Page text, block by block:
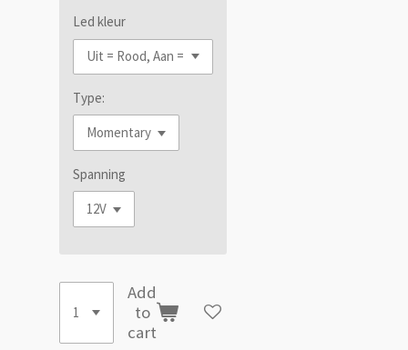
Led kleur
Type:
Spanning
Add
to
cart